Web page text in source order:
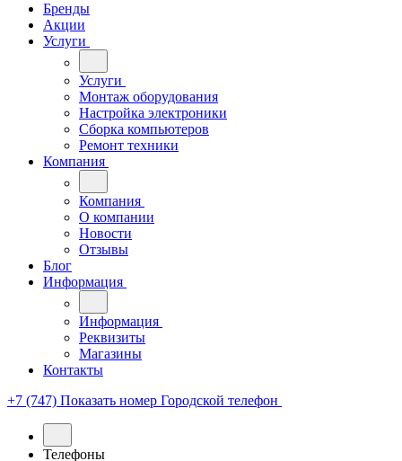
Бренды
Акции
Услуги
Услуги
Монтаж оборудования
Настройка электроники
Сборка компьютеров
Ремонт техники
Компания
Компания
О компании
Новости
Отзывы
Блог
Информация
Информация
Реквизиты
Магазины
Контакты
+7 (747) Показать номер Городской телефон
Телефоны